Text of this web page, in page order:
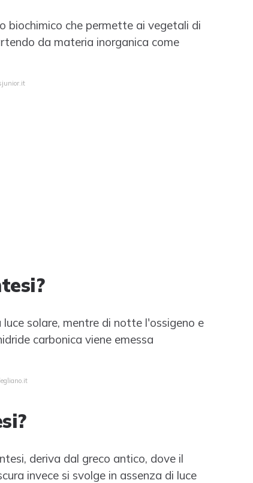
biochimico che permette ai vegetali di
da materia inorganica come
solare, mentre di notte l'ossigeno e
carbonica viene emessa
deriva dal greco antico, dove il
invece si svolge in assenza di luce